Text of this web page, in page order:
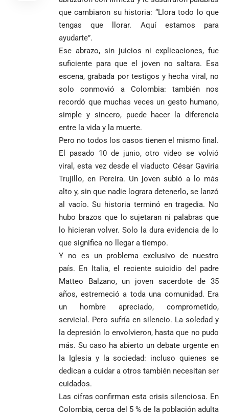
que cambiaron su historia: “Llora todo lo que
tengas que llorar. Aquí estamos para
ayudarte”.
Ese abrazo, sin juicios ni explicaciones, fue
suficiente para que el joven no saltara. Esa
escena, grabada por testigos y hecha viral, no
solo conmovió a Colombia: también nos
recordó que muchas veces un gesto humano,
simple y sincero, puede hacer la diferencia
entre la vida y la muerte.
Pero no todos los casos tienen el mismo final.
El pasado 10 de junio, otro video se volvió
viral, esta vez desde el viaducto César Gaviria
Trujillo, en Pereira. Un joven subió a lo más
alto y, sin que nadie lograra detenerlo, se lanzó
al vacío. Su historia terminó en tragedia. No
hubo brazos que lo sujetaran ni palabras que
lo hicieran volver. Solo la dura evidencia de lo
que significa no llegar a tiempo.
Y no es un problema exclusivo de nuestro
país. En Italia, el reciente suicidio del padre
Matteo Balzano, un joven sacerdote de 35
años, estremeció a toda una comunidad. Era
un hombre apreciado, comprometido,
servicial. Pero sufría en silencio. La soledad y
la depresión lo envolvieron, hasta que no pudo
más. Su caso ha abierto un debate urgente en
la Iglesia y la sociedad: incluso quienes se
dedican a cuidar a otros también necesitan ser
cuidados.
Las cifras confirman esta crisis silenciosa. En
Colombia, cerca del 5 % de la población adulta
denuncia
presiones
para asistir a
evento de
Medellín
durante
marcha del 1
de mayo
Fico Gutiérrez
demanda
nombramiento
de Quintero en
Supersalud y
suspensión
inmediata del
cargo
Tribunal de
de investidura
a concejales
El papa León XIV
nombra al padre
Diego Luis Rendón
Urrea como nuevo
obispo de Jericó
Más de 700
estudiantes
indígenas,
afrodescendientes
y mestizos
campesinos
jornada académica
en Medellín
Diócesis de
Sonsón-Rionegro
tomadas en
templo de Guarne y
ordena acto de
desagravio
y la llama
Manipuladora”
Iván Cepeda
reconoce el
preconteo,
pero pide
33.000 mesas
y vigilar el
escrutinio
Gustavo Petro
afirma que “no
se puede
proclamar
presidente” y
pide esperar
escrutinios
oficiales
Abelardo de la
a Abelardo de
la Espriella
Sidny Lopes
Cabral de
Cabo Verde
ante Argentina
mejor del
Mundial 2026
Costa de
Marfil
Ecuador en el
último suspiro
y acaba con su
invicto de 19
partidos
un empate
agónico ante
Petro usó para
Pantalla & Dial.
Acoso sexual en
presidencial
presuntamente lo
Medellín: un
camino que no
abandonarse
legado del beato
Jesús Aníbal
Gómez a 90 años
de su martirio
El papa León XIV
nombra al padre
Diego Luis Rendón
Urrea como nuevo
obispo de Jericó
Más de 700
estudiantes
indígenas,
afrodescendientes
y mestizos
campesinos
inician nueva
jornada académica
en Medellín
pide desarmar el